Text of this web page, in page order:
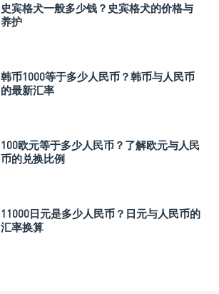
史宾格犬一般多少钱？史宾格犬的价格与
养护
韩币1000等于多少人民币？韩币与人民币
的最新汇率
100欧元等于多少人民币？了解欧元与人民
币的兑换比例
11000日元是多少人民币？日元与人民币的
汇率换算